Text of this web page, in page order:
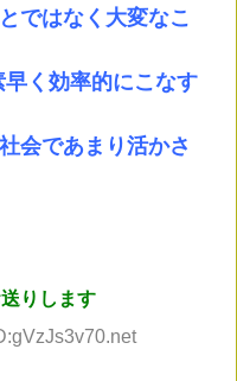
ではなく大変なこ
く効率的にこなす
会であまり活かさ
りします